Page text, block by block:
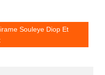
Souleye Diop Et